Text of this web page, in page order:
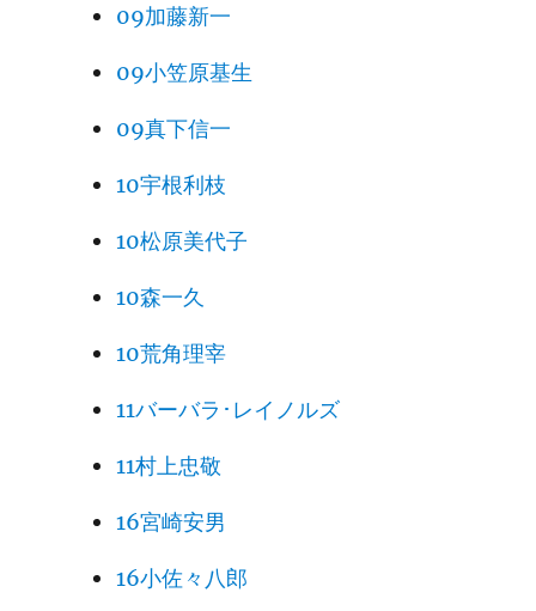
09加藤新一
09小笠原基生
09真下信一
10宇根利枝
10松原美代子
10森一久
10荒角理宰
11バーバラ･レイノルズ
11村上忠敬
16宮崎安男
16小佐々八郎